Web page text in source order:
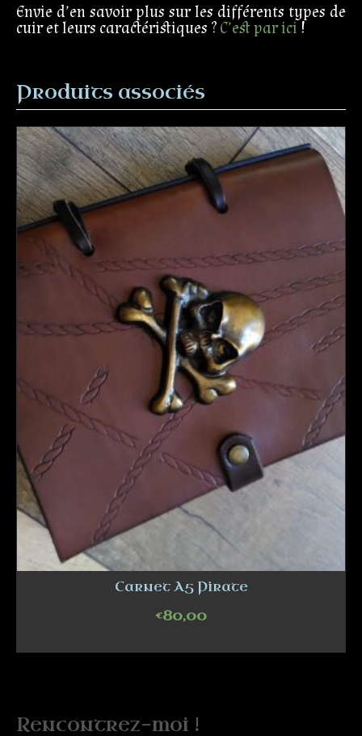
Envie d’en savoir plus sur les différents types de
cuir et leurs caractéristiques ?C’est par ici !
Produits associés
Carnet A5 Pirate
€80,00
Rencontrez-moi !